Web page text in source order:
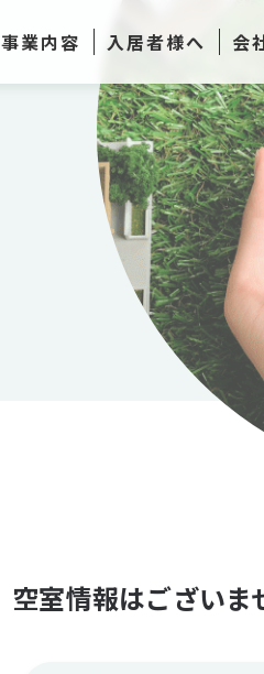
事業内容 入居者様へ 会
空室情報はございま